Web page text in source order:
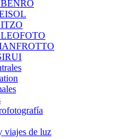
viajes de luz